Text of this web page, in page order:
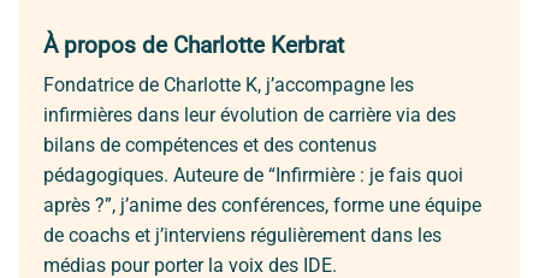
À propos de Charlotte Kerbrat
Fondatrice de Charlotte K, j’accompagne les
infirmières dans leur évolution de carrière via des
bilans de compétences et des contenus
pédagogiques. Auteure de “Infirmière : je fais quoi
après ?”, j’anime des conférences, forme une équipe
de coachs et j’interviens régulièrement dans les
médias pour porter la voix des IDE.